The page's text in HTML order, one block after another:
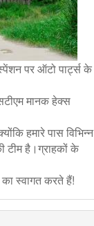
पर ऑटो पार्ट्स के
मानक हेक्स
हमारे पास विभिन्न
टीम है।ग्राहकों के
स्वागत करते हैं!